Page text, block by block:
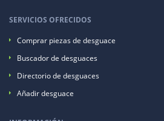
SERVICIOS OFRECIDOS
Comprar piezas de desguace
Buscador de desguaces
Directorio de desguaces
Añadir desguace